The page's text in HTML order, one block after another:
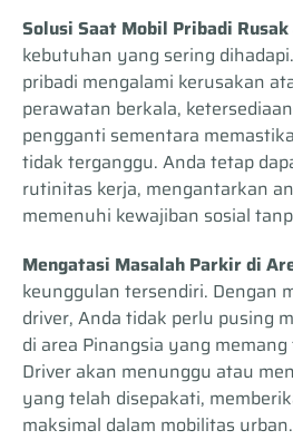
Solusi Saat Mobil Pribadi
kebutuhan yang sering
pribadi mengalami kerusakan
perawatan berkala,
pengganti sementara
tidak terganggu. Anda tetap
rutinitas kerja, mengantarkan
memenuhi kewajiban sosial
Mengatasi Masalah Parkir di
keunggulan tersendiri. Dengan
driver, Anda tidak perlu pusing
di area Pinangsia yang
Driver akan menunggu atau
yang telah disepakati,
maksimal dalam mobilitas urban.